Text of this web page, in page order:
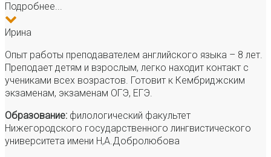
Подробнее...
Ирина
Опыт работы преподавателем английского языка – 8 лет.
Преподает детям и взрослым, легко находит контакт с
учениками всех возрастов. Готовит к Кембриджским
экзаменам, экзаменам ОГЭ, ЕГЭ.
Образование: филологический факультет
Нижегородского государственного лингвистического
университета имени Н,А.Добролюбова